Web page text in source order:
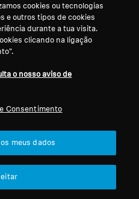
custos de envio da
do contrato, caso
de devolução
descarregar a
o direito legal de
a todos os
cookies ou tecnologias
e outros tipos de cookies
durante a tua visita.
clicando na ligação
o nosso aviso de
Consentimento
meus dados